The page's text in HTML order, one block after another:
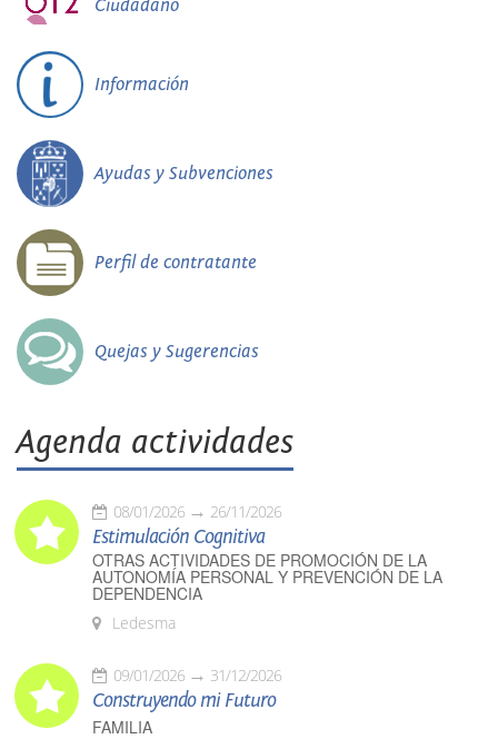
Ciudadano
Información
Ayudas y Subvenciones
Perfil de contratante
Quejas y Sugerencias
Agenda actividades
08/01/2026 26/11/2026
Estimulación Cognitiva
OTRAS ACTIVIDADES DE PROMOCIÓN DE LA
AUTONOMÍA PERSONAL Y PREVENCIÓN DE LA
DEPENDENCIA
Ledesma
09/01/2026 31/12/2026
Construyendo mi Futuro
FAMILIA